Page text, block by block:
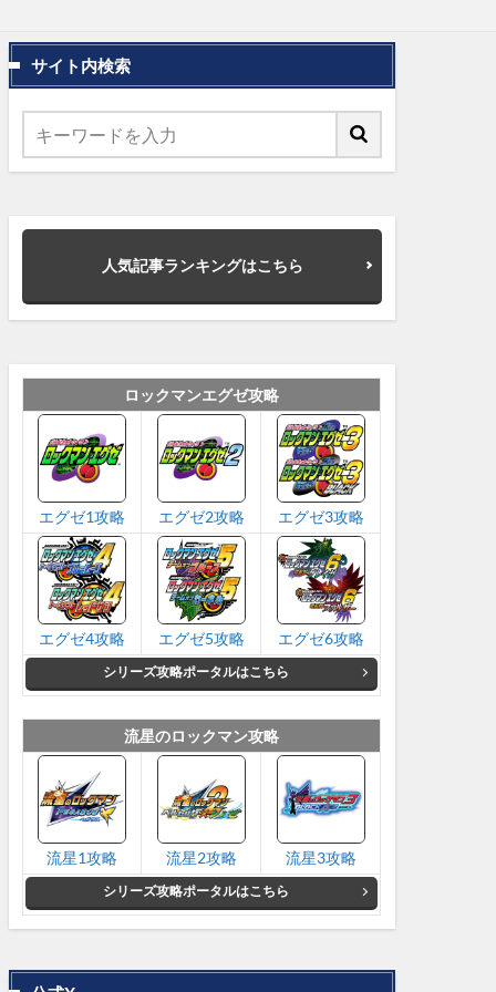
サイト内検索
人気記事ランキングはこちら
ロックマンエグゼ攻略
エグゼ1攻略 エグゼ2攻略 エグゼ3攻略
エグゼ4攻略 エグゼ5攻略 エグゼ6攻略
シリーズ攻略ポータルはこちら
流星のロックマン攻略
流星1攻略 流星2攻略 流星3攻略
シリーズ攻略ポータルはこちら